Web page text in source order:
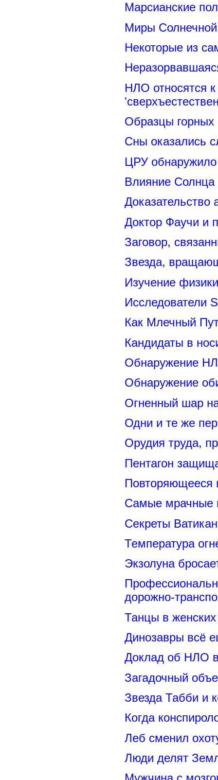
Марсианские
Миры
Некоторые из
НЛО относятся к
Образцы горных
Сны оказались
ЦРУ обнаружило
Влияние
Доказательство
Доктор Фаучи и
Заговор,
Звезда,
Изучение
Исследователи
Как Млечный
Кандидаты в
Обнаружение
Обнаружение
Огненный шар
Одни и те же
Орудия труда,
Пентагон
Повторяющееся
Самые мрачные
Секреты
Температура
Экзолуна
дорожно-
Танцы в женских
Динозавры всё
Доклад об НЛО
Загадочный
Звезда Табби и
Когда
Леб сменил
Люди делят